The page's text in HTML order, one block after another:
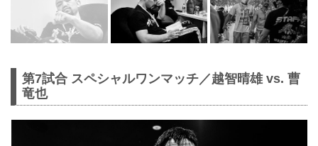
第7試合 スペシャルワンマッチ／越智晴雄 vs. 曹
竜也